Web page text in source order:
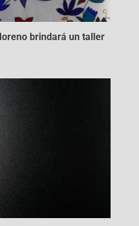
brindará un taller